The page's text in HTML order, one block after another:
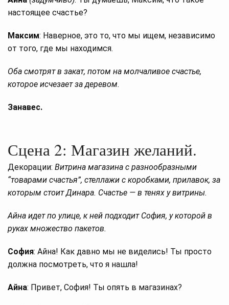
настоящее счастье?
Максим: Наверное, это то, что мы ищем, независимо
от того, где мы находимся.
Оба смотрят в закат, потом на молчаливое счастье,
которое исчезает за деревом.
Занавес.
Сцена 2: Магазин желаний.
Декорации: Витрина магазина с разнообразными
“товарами счастья”, стеллажи с коробками, прилавок, за
которым стоит Динара. Счастье — в тенях у витрины.
Айна идет по улице, к ней подходит София, у которой в
руках множество пакетов.
София: Айна! Как давно мы не виделись! Ты просто
должна посмотреть, что я нашла!
Айна: Привет, София! Ты опять в магазинах?